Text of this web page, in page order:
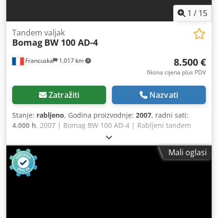
1 / 15
Francuska 1.017 km
Tandem valjak
Bomag BW 100 AD-4
8.500 €
fiksna cijena plus PDV
Zatražiti Nazvati
Stanje: rabljeno, Godina proizvodnje: 2007, radni sati:
4.000 h, 2007 | Bomag BW 100 AD-4 | Rabljeni tandem
valjak | 4000 sati Cjdpfx Aozim T Hebgjrf 📍Lokacija:
Francuska 🚛 Dostava dostupna na vašu lokaciju – koristite
naš kalkulator prijevoza za izračun troškova! 💰 Kupite
odmah za 8.500 EUR ili ponudite svoju cijenu. Plaćanje pri
isporuci moguće uz malu naknadu (uz odobrenje)* 👷‍♂️
Mali oglasi